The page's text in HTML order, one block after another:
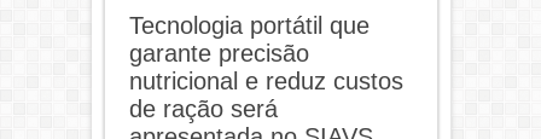
Tecnologia portátil que
garante precisão
nutricional e reduz custos
de ração será